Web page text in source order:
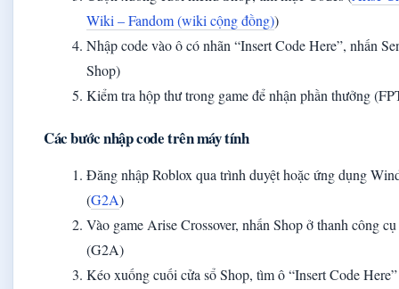
Wiki – Fandom (wiki cộng đồng))
Nhập code vào ô có nhãn “Insert Code Here”, nhấn
Shop)
Kiểm tra hộp thư trong game để nhận phần thưởng
Các bước nhập code trên máy tính
Đăng nhập Roblox qua trình duyệt hoặc ứng dụng
(G2A)
Vào game Arise Crossover, nhấn Shop ở thanh công
(G2A)
Kéo xuống cuối cửa sổ Shop, tìm ô “Insert Code